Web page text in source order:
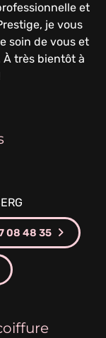
et
je vous
soin de vous et
très bientôt à
08 48 35